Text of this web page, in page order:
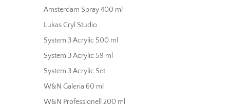
Amsterdam Spray 400 ml
Lukas Cryl Studio
System 3 Acrylic 500 ml
System 3 Acrylic 59 ml
System 3 Acrylic Set
W&N Galeria 60 ml
W&N Professionell 200 ml